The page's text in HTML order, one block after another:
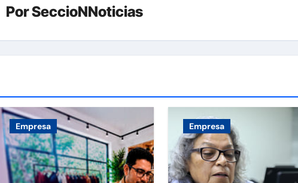
PorSeccioNNoticias
Empresa Empresa